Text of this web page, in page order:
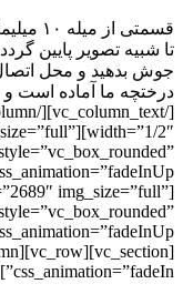
قسمتی
جوش بدهید و محل
درختچه ما آماده است و
img_size=”full”
css_animation=”fadeIn”]